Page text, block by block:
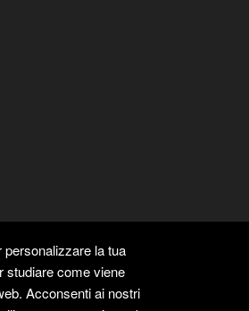
la tua
studiare come viene
Acconsenti ai nostri